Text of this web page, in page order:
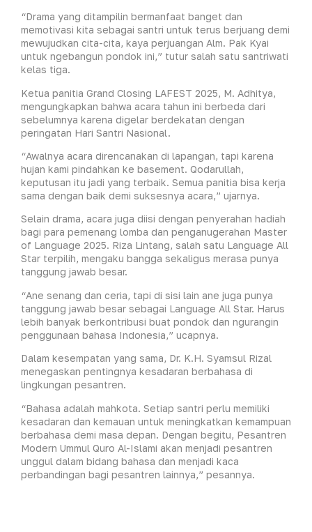
“Drama yang ditampilin bermanfaat banget dan
memotivasi kita sebagai santri untuk terus berjuang demi
mewujudkan cita-cita, kaya perjuangan Alm. Pak Kyai
untuk ngebangun pondok ini,” tutur salah satu santriwati
kelas tiga.
Ketua panitia Grand Closing LAFEST 2025, M. Adhitya,
mengungkapkan bahwa acara tahun ini berbeda dari
sebelumnya karena digelar berdekatan dengan
peringatan Hari Santri Nasional.
“Awalnya acara direncanakan di lapangan, tapi karena
hujan kami pindahkan ke basement. Qodarullah,
keputusan itu jadi yang terbaik. Semua panitia bisa kerja
sama dengan baik demi suksesnya acara,” ujarnya.
Selain drama, acara juga diisi dengan penyerahan hadiah
bagi para pemenang lomba dan penganugerahan Master
of Language 2025. Riza Lintang, salah satu Language All
Star terpilih, mengaku bangga sekaligus merasa punya
tanggung jawab besar.
“Ane senang dan ceria, tapi di sisi lain ane juga punya
tanggung jawab besar sebagai Language All Star. Harus
lebih banyak berkontribusi buat pondok dan ngurangin
penggunaan bahasa Indonesia,” ucapnya.
Dalam kesempatan yang sama, Dr. K.H. Syamsul Rizal
menegaskan pentingnya kesadaran berbahasa di
lingkungan pesantren.
“Bahasa adalah mahkota. Setiap santri perlu memiliki
kesadaran dan kemauan untuk meningkatkan kemampuan
berbahasa demi masa depan. Dengan begitu, Pesantren
Modern Ummul Quro Al-Islami akan menjadi pesantren
unggul dalam bidang bahasa dan menjadi kaca
perbandingan bagi pesantren lainnya,” pesannya.